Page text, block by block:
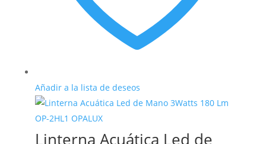
Añadir a la lista de deseos
Linterna Acuática Led de